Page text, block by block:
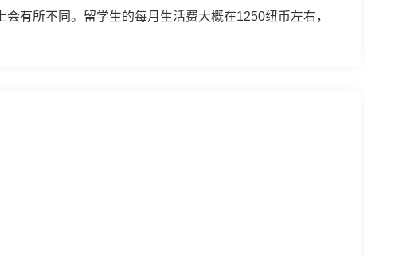
有所不同。留学生的每月生活费大概在1250纽币左右，